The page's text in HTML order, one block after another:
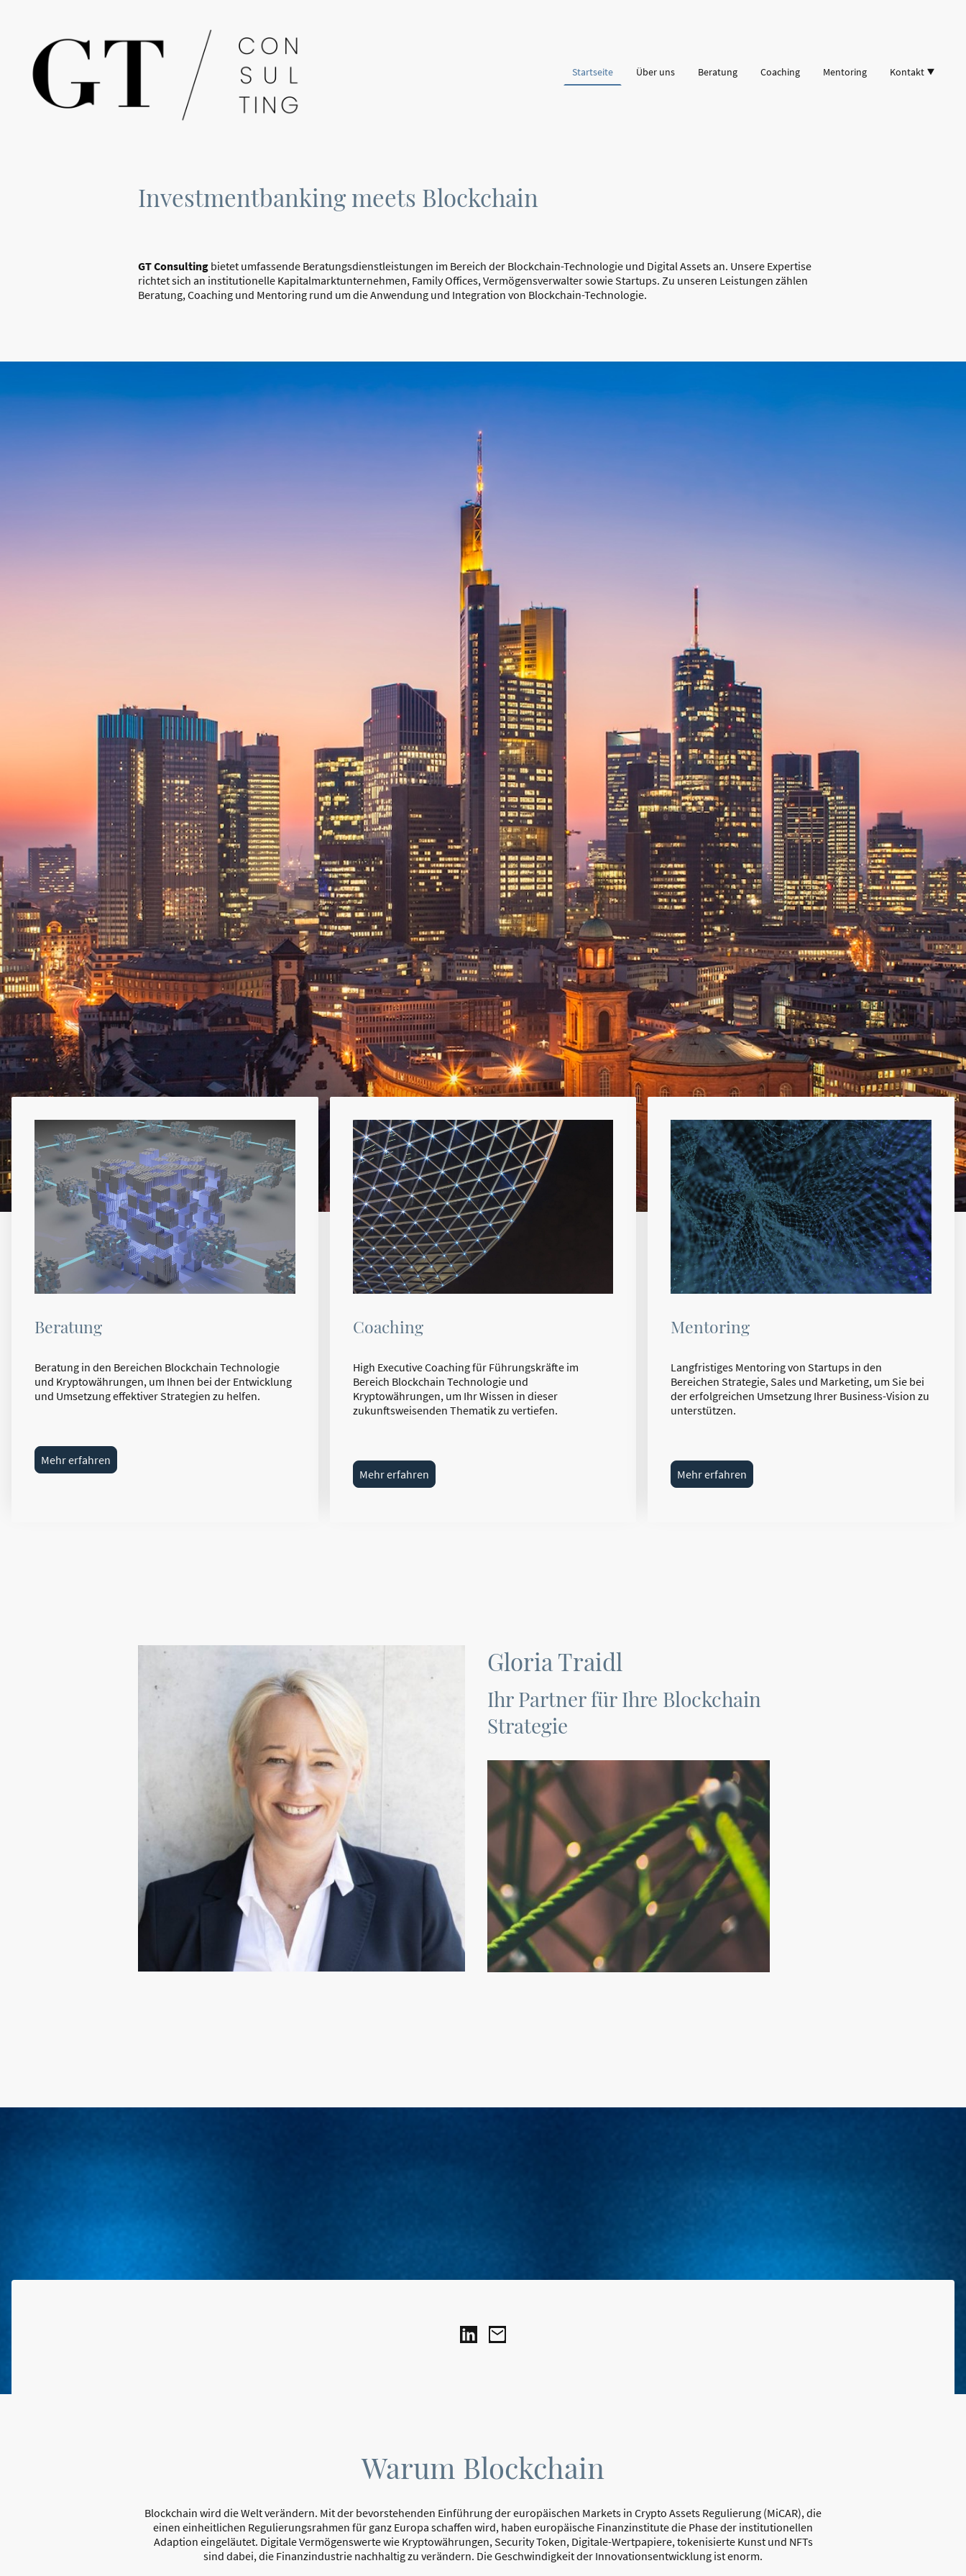
Startseite Über uns Beratung Coaching Mentoring Kontakt
Investmentbanking meets Blockchain
GT Consulting bietet umfassende Beratungsdienstleistungen im Bereich der Blockchain-Technologie und Digital Assets an. Unsere Expertise
richtet sich an institutionelle Kapitalmarktunternehmen, Family Offices, Vermögensverwalter sowie Startups. Zu unseren Leistungen zählen
Beratung, Coaching und Mentoring rund um die Anwendung und Integration von Blockchain-Technologie.
Beratung
Beratung in den Bereichen Blockchain Technologie
und Kryptowährungen, um Ihnen bei der Entwicklung
und Umsetzung effektiver Strategien zu helfen.
Mehr erfahren
Coaching
High Executive Coaching für Führungskräfte im
Bereich Blockchain Technologie und
Kryptowährungen, um Ihr Wissen in dieser
zukunftsweisenden Thematik zu vertiefen.
Mehr erfahren
Mentoring
Langfristiges Mentoring von Startups in den
Bereichen Strategie, Sales und Marketing, um Sie bei
der erfolgreichen Umsetzung Ihrer Business-Vision zu
unterstützen.
Mehr erfahren
Gloria Traidl
Ihr Partner für Ihre Blockchain
Strategie
Warum Blockchain
Blockchain wird die Welt verändern. Mit der bevorstehenden Einführung der europäischen Markets in Crypto Assets Regulierung (MiCAR), die
einen einheitlichen Regulierungsrahmen für ganz Europa schaffen wird, haben europäische Finanzinstitute die Phase der institutionellen
Adaption eingeläutet. Digitale Vermögenswerte wie Kryptowährungen, Security Token, Digitale-Wertpapiere, tokenisierte Kunst und NFTs
sind dabei, die Finanzindustrie nachhaltig zu verändern. Die Geschwindigkeit der Innovationsentwicklung ist enorm.